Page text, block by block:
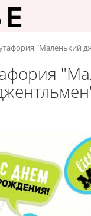
"Маленький